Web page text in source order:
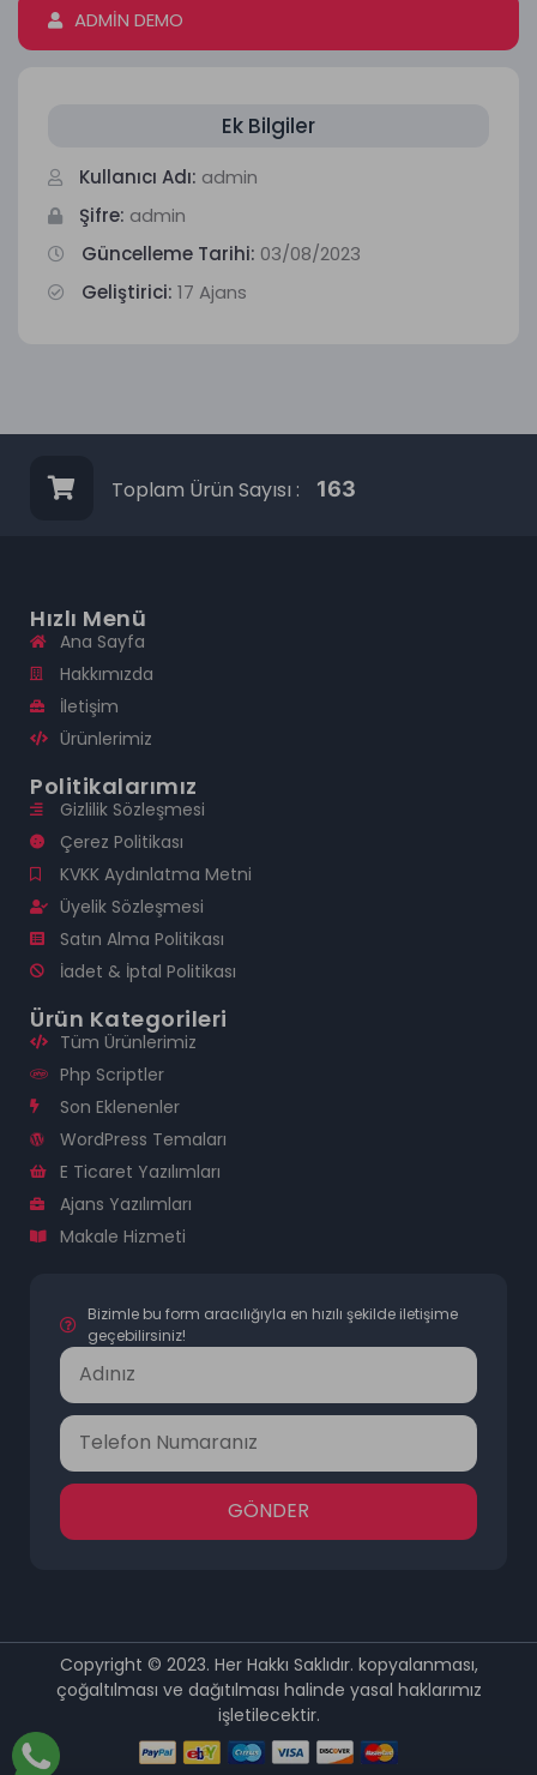
ADMİN DEMO
Ek Bilgiler
Kullanıcı Adı: admin
Şifre: admin
Güncelleme Tarihi: 03/08/2023
Geliştirici: 17 Ajans
Toplam Ürün Sayısı : 163
Hızlı Menü
Ana Sayfa
Hakkımızda
İletişim
Ürünlerimiz
Politikalarımız
Gizlilik Sözleşmesi
Çerez Politikası
KVKK Aydınlatma Metni
Üyelik Sözleşmesi
Satın Alma Politikası
İadet & İptal Politikası
Ürün Kategorileri
Tüm Ürünlerimiz
Php Scriptler
Son Eklenenler
WordPress Temaları
E Ticaret Yazılımları
Ajans Yazılımları
Makale Hizmeti
Bizimle bu form aracılığıyla en hızılı şekilde iletişime
geçebilirsiniz!
GÖNDER
Copyright © 2023. Her Hakkı Saklıdır. kopyalanması,
çoğaltılması ve dağıtılması halinde yasal haklarımız
işletilecektir.